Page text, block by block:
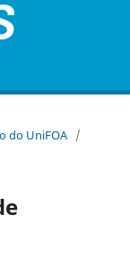
do UniFOA /